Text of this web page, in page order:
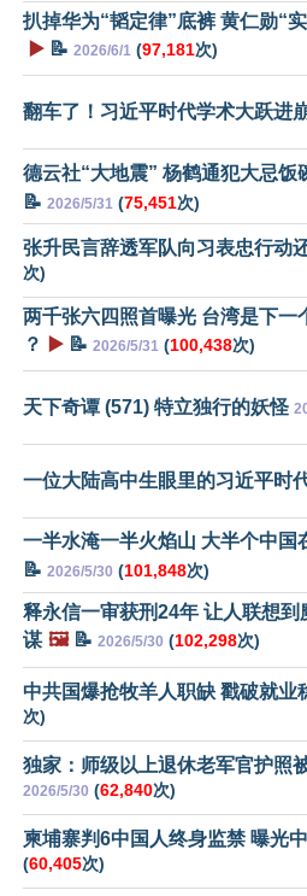
扒掉华为“韬定律”底裤 黄仁勋“
▶️ 📝 2026/6/1 (97,181次)
翻车了！习近平时代学术大跃进
德云社“大地震” 杨鹤通犯大忌饭
📝 2026/5/31 (75,451次)
张升民言辞透军队向习表忠行动
次)
两千张六四照首曝光 台湾是下一
？
▶️ 📝 2026/5/31 (100,438次)
天下奇谭 (571) 特立独行的妖怪
一位大陆高中生眼里的习近平时
一半水淹一半火焰山 大半个中国
📝 2026/5/30 (101,848次)
释永信一审获刑24年 让人联想到
谋 🖼️📝 2026/5/30 (102,298次)
中共国爆抢牧羊人职缺 戳破就业
次)
独家：师级以上退休老军官护照
2026/5/30 (62,840次)
柬埔寨判6中国人终身监禁 曝光
(60,405次)